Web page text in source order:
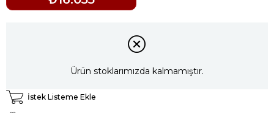
Ürün stoklarımızda kalmamıştır.
İstek Listeme Ekle